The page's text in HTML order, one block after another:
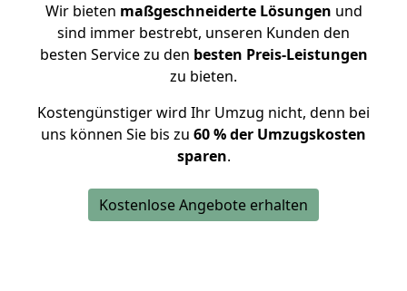
Wir bieten maßgeschneiderte Lösungen und
sind immer bestrebt, unseren Kunden den
besten Service zu den besten Preis-Leistungen
zu bieten.
Kostengünstiger wird Ihr Umzug nicht, denn bei
uns können Sie bis zu 60 % der Umzugskosten
sparen.
Kostenlose Angebote erhalten